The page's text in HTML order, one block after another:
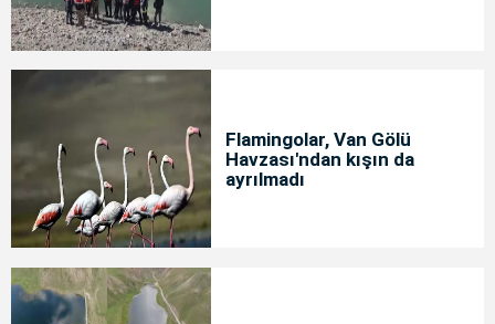
Flamingolar, Van Gölü
Havzası'ndan kışın da
ayrılmadı